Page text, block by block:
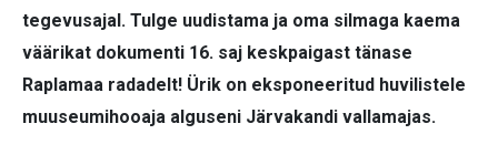
tegevusajal. Tulge uudistama ja oma silmaga kaema
väärikat dokumenti 16. saj keskpaigast tänase
Raplamaa radadelt! Ürik on eksponeeritud huvilistele
muuseumihooaja alguseni Järvakandi vallamajas.